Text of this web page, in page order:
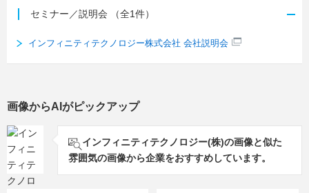
セミナー／説明会 （全1件）
インフィニティテクノロジー株式会社 会社説明会
画像からAIがピックアップ
インフィニティテクノロジー(株)の画像と似た
雰囲気の画像から企業をおすすめしています。